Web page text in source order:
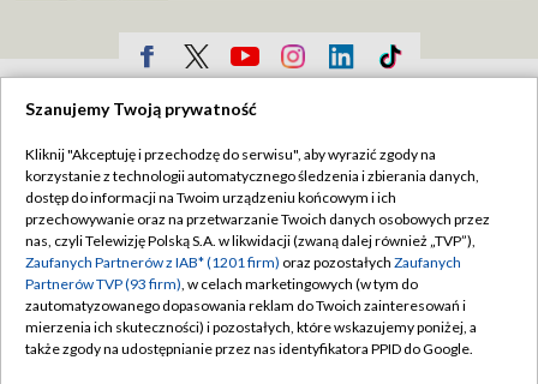
Sklep TVP
Biuro Reklamy
Oferta Handlowa
Telegazeta ogłoszenia
Emisja w TVP
Polityka prywatności
Moje zgody
Biuro reklamy
Kontakt
Szanujemy Twoją prywatność
Kliknij "Akceptuję i przechodzę do serwisu", aby wyrazić zgody na
korzystanie z technologii automatycznego śledzenia i zbierania danych,
dostęp do informacji na Twoim urządzeniu końcowym i ich
przechowywanie oraz na przetwarzanie Twoich danych osobowych przez
nas, czyli Telewizję Polską S.A. w likwidacji (zwaną dalej również „TVP”),
Zaufanych Partnerów z IAB* (1201 firm) oraz pozostałych Zaufanych
Partnerów TVP (93 firm), w celach marketingowych (w tym do
zautomatyzowanego dopasowania reklam do Twoich zainteresowań i
mierzenia ich skuteczności) i pozostałych, które wskazujemy poniżej, a
także zgody na udostępnianie przez nas identyfikatora PPID do Google.